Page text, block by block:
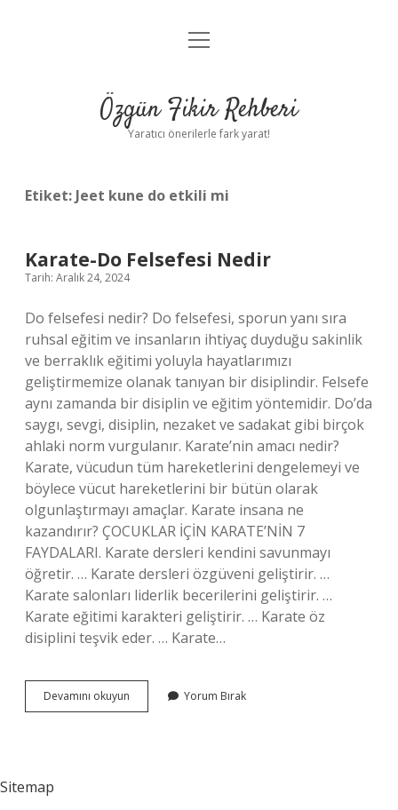
Gizlilik Politikası
Yasal Uyarı
menüyü
Özgün Fikir Rehberi
Yaratıcı önerilerle fark yarat!
Etiket: Jeet kune do etkili mi
Karate-Do Felsefesi Nedir
Tarih: Aralık 24, 2024
Do felsefesi nedir? Do felsefesi, sporun yanı sıra
ruhsal eğitim ve insanların ihtiyaç duyduğu sakinlik
ve berraklık eğitimi yoluyla hayatlarımızı
geliştirmemize olanak tanıyan bir disiplindir. Felsefe
aynı zamanda bir disiplin ve eğitim yöntemidir. Do’da
saygı, sevgi, disiplin, nezaket ve sadakat gibi birçok
ahlaki norm vurgulanır. Karate’nin amacı nedir?
Karate, vücudun tüm hareketlerini dengelemeyi ve
böylece vücut hareketlerini bir bütün olarak
olgunlaştırmayı amaçlar. Karate insana ne
kazandırır? ÇOCUKLAR İÇİN KARATE’NİN 7
FAYDALARI. Karate dersleri kendini savunmayı
öğretir. … Karate dersleri özgüveni geliştirir. …
Karate salonları liderlik becerilerini geliştirir. …
Karate eğitimi karakteri geliştirir. … Karate öz
disiplini teşvik eder. … Karate…
Devamını okuyun
Do
Yorum Bırak
Sitemap